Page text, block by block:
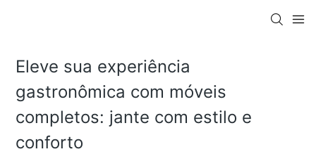
Eleve sua experiência
gastronômica com móveis
completos: jante com estilo e
conforto